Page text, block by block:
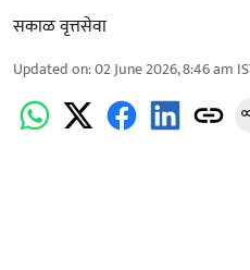
सकाळ वृत्तसेवा
Updated on:02 June 2026, 8:46 am